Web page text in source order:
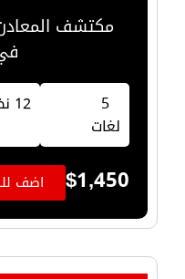
مكتشف
5
لغات
12 نظام
$1,450 اضف